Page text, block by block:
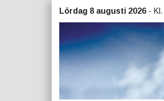
Lördag 8 augusti 2026 -